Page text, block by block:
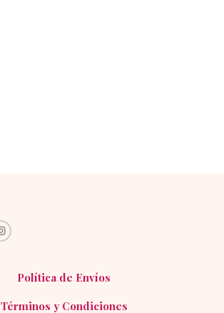
Política de Envíos
Términos y Condiciones